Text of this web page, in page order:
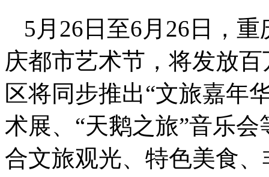
5月26日至6月26日，
庆都市艺术节，将发放
区将同步推出“文旅嘉年
术展、“天鹅之旅”音乐
合文旅观光、特色美食